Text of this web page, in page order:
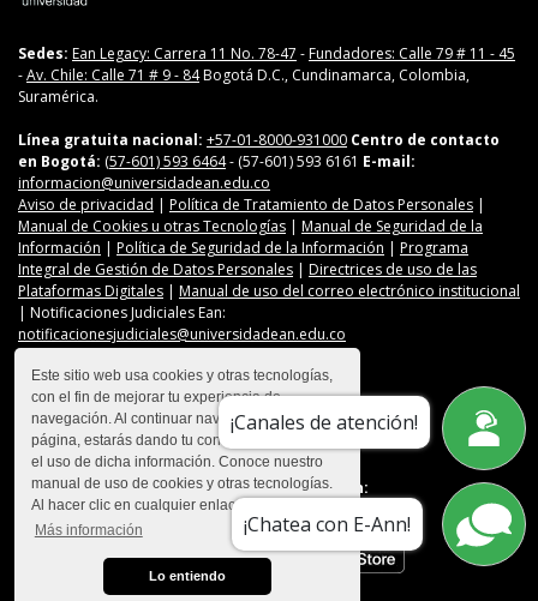
Este sitio web usa cookies y otras tecnologías,
con el fin de mejorar tu experiencia de
navegación. Al continuar navegando en esta
página, estarás dando tu consentimiento para
el uso de dicha información. Conoce nuestro
manual de uso de cookies y otras tecnologías.
Al hacer clic en cualquier enlace
Más información
Lo entiendo
¡Chatea con E-Ann!
¡Canales de atención!
Sedes: Ean Legacy: Carrera 11 No. 78-47 -Fundadores: Calle 79 # 11 - 45
-Av. Chile: Calle 71 # 9 - 84Bogotá D.C., Cundinamarca, Colombia,
Suramérica.
Línea gratuita nacional: +57-01-8000-931000 Centro de contacto
en Bogotá: (57-601) 593 6464- (57-601) 593 6161 E-mail:
informacion@universidadean.edu.co
Aviso de privacidad | Política de Tratamiento de Datos Personales |
Manual de Cookies u otras Tecnologías | Manual de Seguridad de la
Información | Política de Seguridad de la Información | Programa
Integral de Gestión de Datos Personales | Directrices de uso de las
Plataformas Digitales | Manual de uso del correo electrónico institucional
| Notificaciones Judiciales Ean:
notificacionesjudiciales@universidadean.edu.co
Contáctanos
Menú Redes Sociales
Descarga nuestra app en: